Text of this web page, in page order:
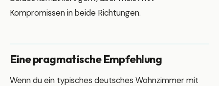
Kompromissen in beide Richtungen.
Eine pragmatische Empfehlung
Wenn du ein typisches deutsches Wohnzimmer mit